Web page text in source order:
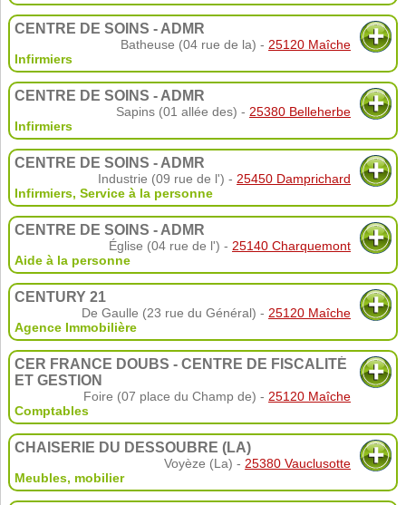
CENTRE DE SOINS - ADMR
Batheuse (04 rue de la) - 25120 Maîche
Infirmiers
CENTRE DE SOINS - ADMR
Sapins (01 allée des) - 25380 Belleherbe
Infirmiers
CENTRE DE SOINS - ADMR
Industrie (09 rue de l') - 25450 Damprichard
Infirmiers, Service à la personne
CENTRE DE SOINS - ADMR
Église (04 rue de l') - 25140 Charquemont
Aide à la personne
CENTURY 21
De Gaulle (23 rue du Général) - 25120 Maîche
Agence Immobilière
CER FRANCE DOUBS - CENTRE DE FISCALITÉ
ET GESTION
Foire (07 place du Champ de) - 25120 Maîche
Comptables
CHAISERIE DU DESSOUBRE (LA)
Voyèze (La) - 25380 Vauclusotte
Meubles, mobilier